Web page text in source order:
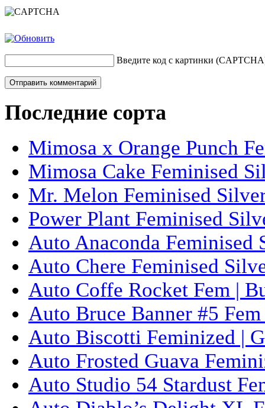
Введите код с картинки
Последние сорта
Mimosa x Orange Punch
Mimosa Cake Feminised
Mr. Melon Feminised
Power Plant Feminised
Auto Anaconda Feminised
Auto Chere Feminised
Auto Coffe Rocket Fem |
Auto Bruce Banner #5
Auto Biscotti Feminized |
Auto Frosted Guava
Auto Studio 54 Stardust